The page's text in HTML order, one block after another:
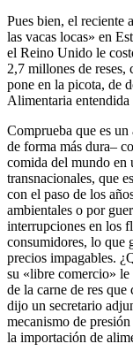
Pues bien, el reciente
las vacas locas» en
el Reino Unido le
2,7 millones de reses,
pone en la picota, de
Alimentaria
Comprueba que es
de forma más dura–
comida del mundo en
transnacionales, que
con el paso de los
ambientales o por
interrupciones en los
consumidores, lo que
precios impagables.
su «libre comercio»
de la carne de res
dijo un secretario
mecanismo de
la importación de